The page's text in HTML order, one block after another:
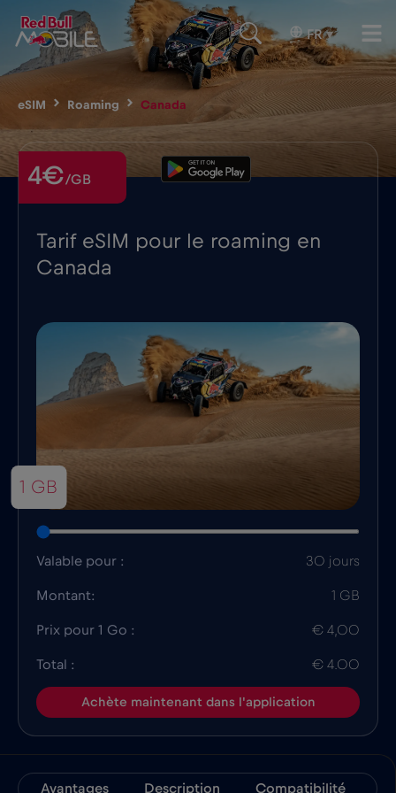
FR ▾
eSIM Roaming Canada
Tarif eSIM pour le roaming en
Canada
4€/GB
1 GB
Valable pour : 30 jours
Montant: 1 GB
Prix pour 1 Go : € 4,00
Total : € 4.00
Achète maintenant dans l'application
Avantages Description Compatibilité